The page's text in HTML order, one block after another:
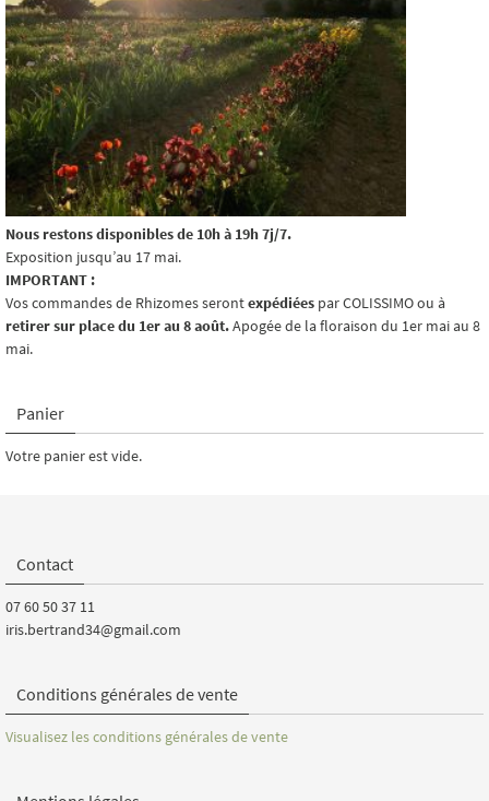
Nous restons disponibles de 10h à 19h 7j/7.
Exposition jusqu’au 17 mai.
IMPORTANT :
Vos commandes de Rhizomes serontexpédiées par COLISSIMO ou à
retirer sur place du 1er au 8 août.Apogée de la floraison du 1er mai au 8
mai.
Panier
Votre panier est vide.
Contact
07 60 50 37 11
iris.bertrand34@gmail.com
Conditions générales de vente
Visualisez les conditions générales de vente